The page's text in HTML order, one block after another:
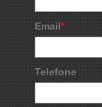
Email*
Telefone